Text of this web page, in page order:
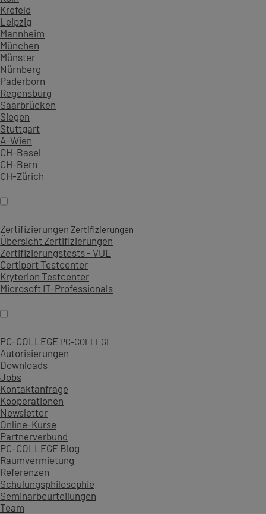
Krefeld
Leipzig
Mannheim
München
Münster
Nürnberg
Paderborn
Regensburg
Saarbrücken
Siegen
Stuttgart
A-Wien
CH-Basel
CH-Bern
CH-Zürich
Zertifizierungen Zertifizierungen
Übersicht Zertifizierungen
Zertifizierungstests - VUE
Certiport Testcenter
Kryterion Testcenter
Microsoft IT-Professionals
PC-COLLEGE PC-COLLEGE
Autorisierungen
Downloads
Jobs
Kontaktanfrage
Kooperationen
Newsletter
Online-Kurse
Partnerverbund
PC-COLLEGE Blog
Raumvermietung
Referenzen
Schulungsphilosophie
Seminarbeurteilungen
Team